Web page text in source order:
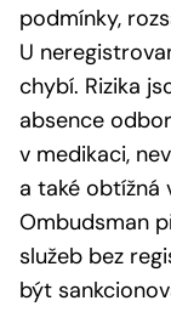
podmínky,
U
chybí. Rizika
absence
v medikaci,
a také obtížná
Ombudsman
služeb bez
být